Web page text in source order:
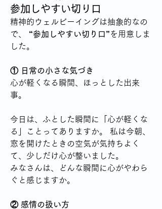
参加しやすい切り口
精神的ウェルビーイングは抽象的なの
で、 “参加しやすい切り口”を用意しま
した。
① 日常の小さな気づき
心が軽くなる瞬間、ほっとした出来
事。
今日は、ふとした瞬間に「心が軽くな
る」ことってありますか。 私は今朝、
窓を開けたときの空気が気持ちよく
て、少しだけ心が整いました。
みなさんは、どんな瞬間に心がやわら
ぐと感じますか。
② 感情の扱い方